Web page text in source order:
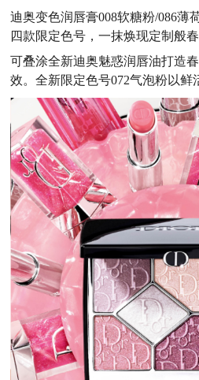
迪奥变色润唇膏008软糖粉/086薄
四款限定色号，一抹焕现定制般春
可叠涂全新迪奥魅惑润唇油打造
效。全新限定色号072气泡粉以鲜